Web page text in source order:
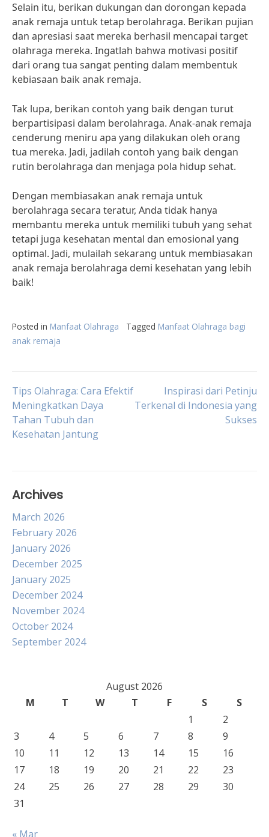
Selain itu, berikan dukungan dan dorongan kepada
anak remaja untuk tetap berolahraga. Berikan pujian
dan apresiasi saat mereka berhasil mencapai target
olahraga mereka. Ingatlah bahwa motivasi positif
dari orang tua sangat penting dalam membentuk
kebiasaan baik anak remaja.
Tak lupa, berikan contoh yang baik dengan turut
berpartisipasi dalam berolahraga. Anak-anak remaja
cenderung meniru apa yang dilakukan oleh orang
tua mereka. Jadi, jadilah contoh yang baik dengan
rutin berolahraga dan menjaga pola hidup sehat.
Dengan membiasakan anak remaja untuk
berolahraga secara teratur, Anda tidak hanya
membantu mereka untuk memiliki tubuh yang sehat
tetapi juga kesehatan mental dan emosional yang
optimal. Jadi, mulailah sekarang untuk membiasakan
anak remaja berolahraga demi kesehatan yang lebih
baik!
Posted in Manfaat Olahraga Tagged Manfaat Olahraga bagi
anak remaja
Post
navigation
Tips Olahraga: Cara Efektif
Meningkatkan Daya
Tahan Tubuh dan
Kesehatan Jantung
Inspirasi dari Petinju
Terkenal di Indonesia yang
Sukses
Archives
March 2026
February 2026
January 2026
December 2025
January 2025
December 2024
November 2024
October 2024
September 2024
August 2026
M
T W T F S
S
1
2
3
4 5 6 7 8
9
10
11 12 13 14 15
16
17
18 19 20 21 22
23
24
25 26 27 28 29
30
31
« Mar